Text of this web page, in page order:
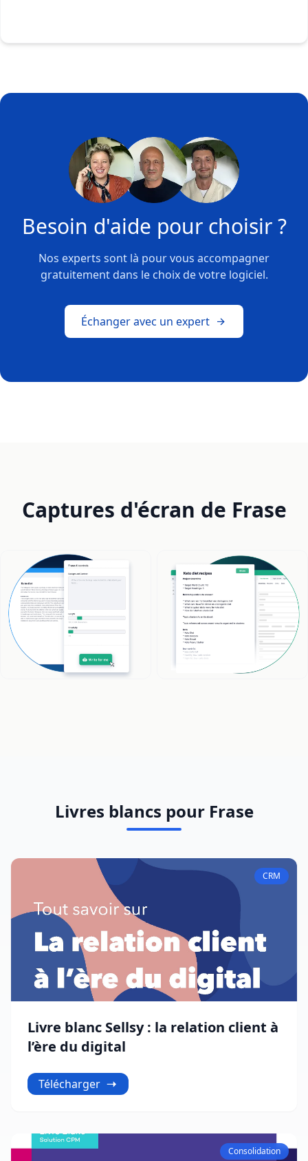
Besoin d'aide pour choisir ?
Nos experts sont là pour vous accompagner
gratuitement dans le choix de votre logiciel.
Échanger avec un expert
Captures d'écran de Frase
Livres blancs pour Frase
CRM
Livre blanc Sellsy : la relation client à
l’ère du digital
Télécharger
Consolidation